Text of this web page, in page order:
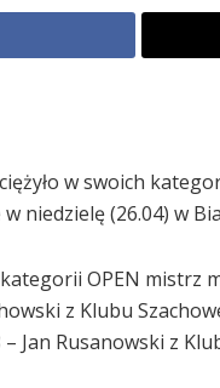
w swoich
niedzielę (26.04) w
OPEN
z Klubu
Jan Rusanowski z